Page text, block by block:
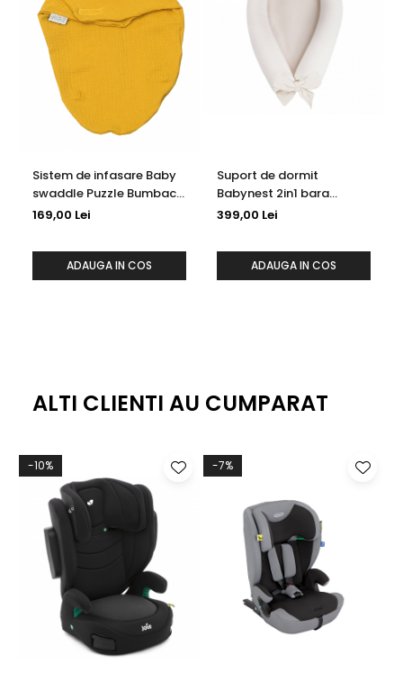
Specificatii
Greutate: 5 kg
Certificat ECE R129/03
Instalare cu ajutorul sistemului ISOFIX
Sistem de infasare Baby
swaddle Puzzle Bumbac
Muslin Galben, Amy,
169,00 Lei
ADAUGA IN COS
Suport de dormit
Babynest 2in1 bara
protectie patut Premium
95x53 cm
399,00 Lei
ADAUGA IN COS
ALTI CLIENTI AU CUMPARAT
-10% -7%